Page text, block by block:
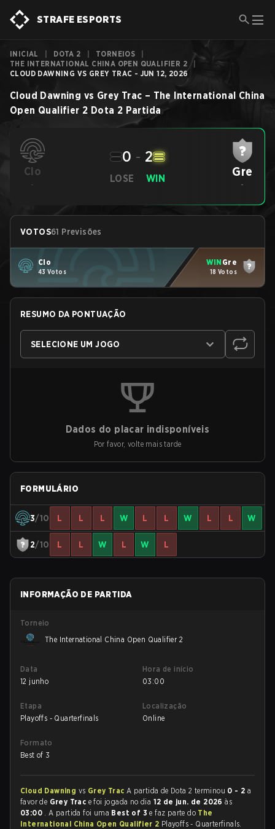
STRAFE ESPORTS
INICIAL DOTA 2 TORNEIOS
THE INTERNATIONAL CHINA OPEN QUALIFIER 2
CLOUD DAWNING VS GREY TRAC - JUN 12, 2026
Cloud Dawning vs Grey Trac – The International China
Open Qualifier 2 Dota 2 Partida
Clo
-
LOSE
0 - 2
WIN Gre
-
VOTOS61 Previsões
Clo
43 Votos
WIN Gre
18 Votos
RESUMO DA PONTUAÇÃO
SELECIONE UM JOGO
Dados do placar indisponíveis
Por favor, volte mais tarde
FORMULÁRIO
3/10 L L L W L L W L L W
2/10 L L W L W L
INFORMAÇÃO DE PARTIDA
Torneio
The International China Open Qualifier 2
Data
12 junho
Hora de início
03:00
Etapa
Playoffs - Quarterfinals
Localização
Online
Formato
Best of 3
Cloud Dawning vs Grey Trac A partida de Dota 2 terminou 0 - 2 a
favor de Grey Trac e foi jogada no dia 12 de jun. de 2026às
03:00 . A partida foi uma Best of 3e faz parte do The
International China Open Qualifier 2 Playoffs - Quarterfinals.